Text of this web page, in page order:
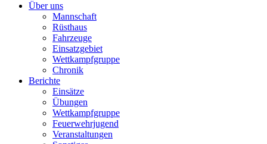
Über uns
Mannschaft
Rüsthaus
Fahrzeuge
Einsatzgebiet
Wettkampfgruppe
Chronik
Berichte
Einsätze
Übungen
Wettkampfgruppe
Feuerwehrjugend
Veranstaltungen